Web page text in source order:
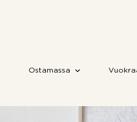
Ostamassa